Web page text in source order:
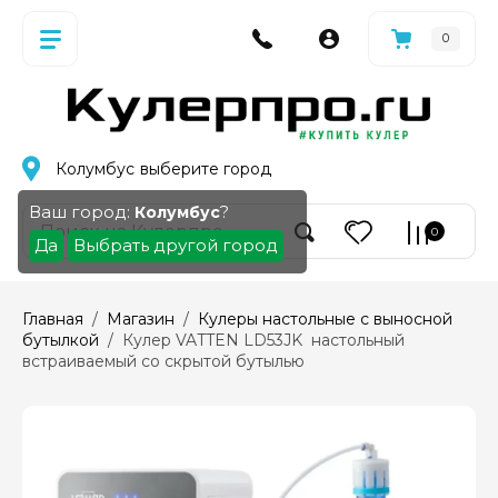
0
Колумбус выберите город
Ваш город: Колумбус?
Да
Выбрать другой город
0
Главная / Магазин / Кулеры настольные с выносной
бутылкой /  Кулер VATTEN LD53JK  настольный
встраиваемый со скрытой бутылью